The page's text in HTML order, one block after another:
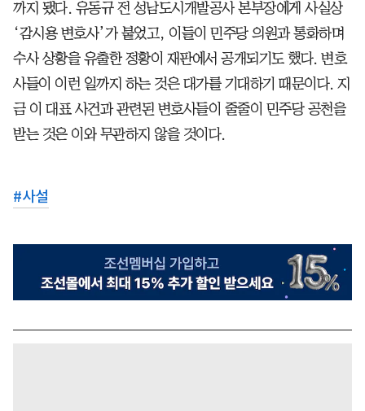
까지 됐다. 유동규 전 성남도시개발공사 본부장에게 사실상
‘감시용 변호사’가 붙었고, 이들이 민주당 의원과 통화하며
수사 상황을 유출한 정황이 재판에서 공개되기도 했다. 변호
사들이 이런 일까지 하는 것은 대가를 기대하기 때문이다. 지
금 이 대표 사건과 관련된 변호사들이 줄줄이 민주당 공천을
받는 것은 이와 무관하지 않을 것이다.
#사설